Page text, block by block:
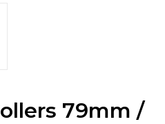
79mm /